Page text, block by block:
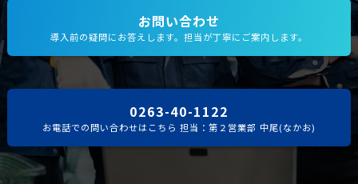
お問い合わせ
導入前の疑問にお答えします。担当が丁寧にご案内します。
0263-40-1122
お電話での問い合わせはこちら 担当：第２営業部 中尾(なかお)